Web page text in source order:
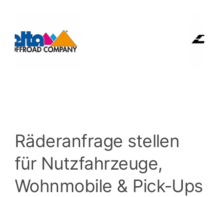
Räderanfrage stellen
für Nutzfahrzeuge,
Wohnmobile & Pick-Ups